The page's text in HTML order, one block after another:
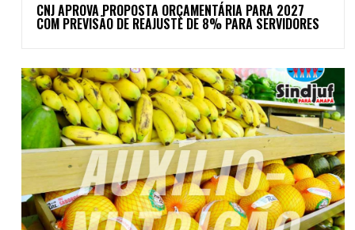
CNJ APROVA PROPOSTA ORÇAMENTÁRIA PARA 2027
COM PREVISÃO DE REAJUSTE DE 8% PARA SERVIDORES